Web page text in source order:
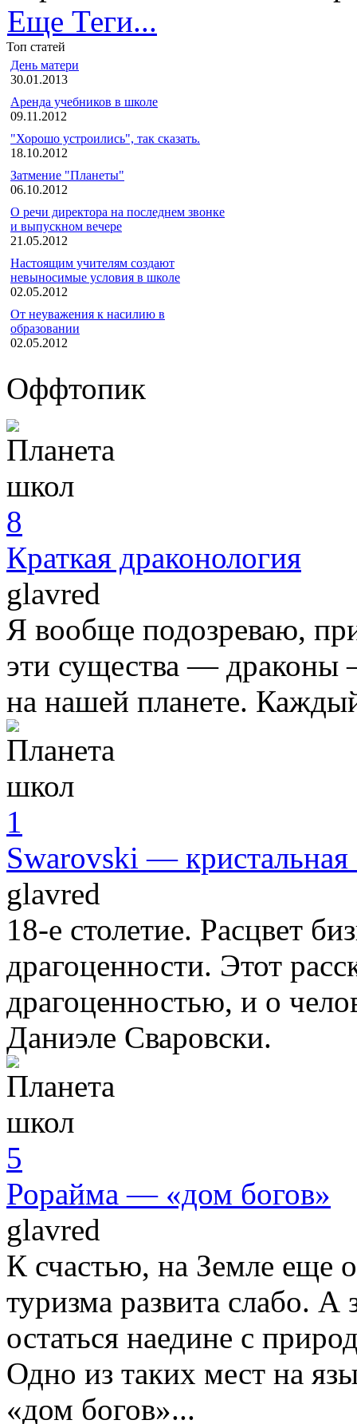
Еще Теги...
Топ статей
День матери
30.01.2013
Аренда учебников в школе
09.11.2012
"Хорошо устроились", так сказать.
18.10.2012
Затмение "Планеты"
06.10.2012
О речи директора на последнем звонке
и выпускном вечере
21.05.2012
Настоящим учителям создают
невыносимые условия в школе
02.05.2012
От неуважения к насилию в
образовании
02.05.2012
Оффтопик
8
Краткая драконология
glavred
Я вообще подозреваю,
эти существа — драконы
на нашей планете.
1
Swarovski — кристальная
glavred
18-е столетие. Расцвет
драгоценности. Этот
драгоценностью, и о
Даниэле Сваровски.
5
Рорайма — «дом богов»
glavred
К счастью, на Земле еще
туризма развита слабо. А
остаться наедине с
Одно из таких мест на
«дом богов»...